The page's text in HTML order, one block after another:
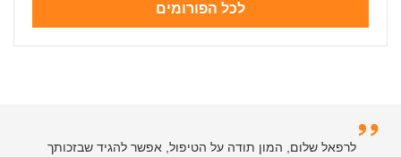
לכל הפורומים
לרפאל שלום, המון תודה על הטיפול, אפשר להגיד שבזכותך